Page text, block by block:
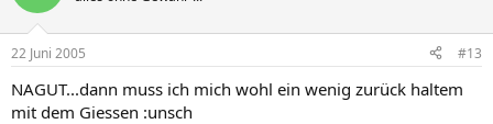
22 Juni 2005 #13
NAGUT...dann muss ich mich wohl ein wenig zurück haltem
mit dem Giessen :unsch